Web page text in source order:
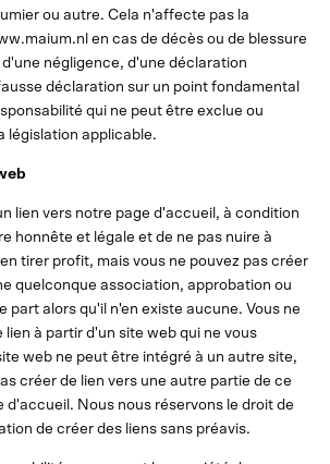
ou autre. Cela n'affecte pas la
en cas de décès ou de blessure
négligence, d'une déclaration
déclaration sur un point fondamental
qui ne peut être exclue ou
législation applicable.
lien vers notre page d'accueil, à condition
honnête et légale et de ne pas nuire à
tirer profit, mais vous ne pouvez pas créer
quelconque association, approbation ou
part alors qu'il n'en existe aucune. Vous ne
lien à partir d'un site web qui ne vous
web ne peut être intégré à un autre site,
créer de lien vers une autre partie de ce
d'accueil. Nous nous réservons le droit de
de créer des liens sans préavis.